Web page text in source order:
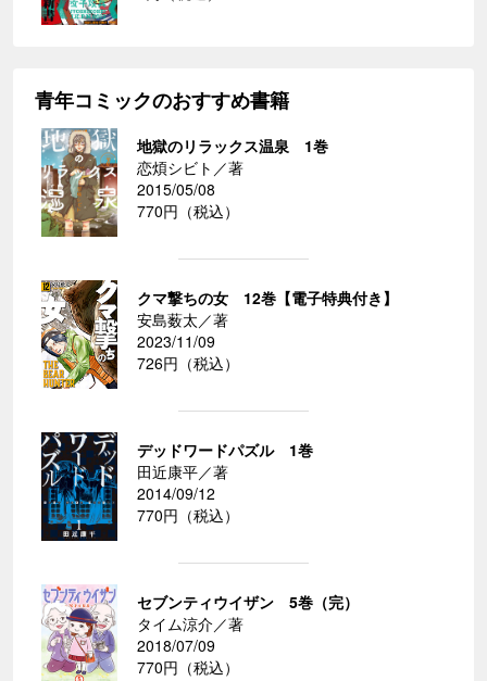
青年コミックのおすすめ書籍
地獄のリラックス温泉 1巻
恋煩シビト／著
2015/05/08
770円（税込）
クマ撃ちの女 12巻【電子特典付き】
安島薮太／著
2023/11/09
726円（税込）
デッドワードパズル 1巻
田近康平／著
2014/09/12
770円（税込）
セブンティウイザン 5巻（完）
タイム涼介／著
2018/07/09
770円（税込）